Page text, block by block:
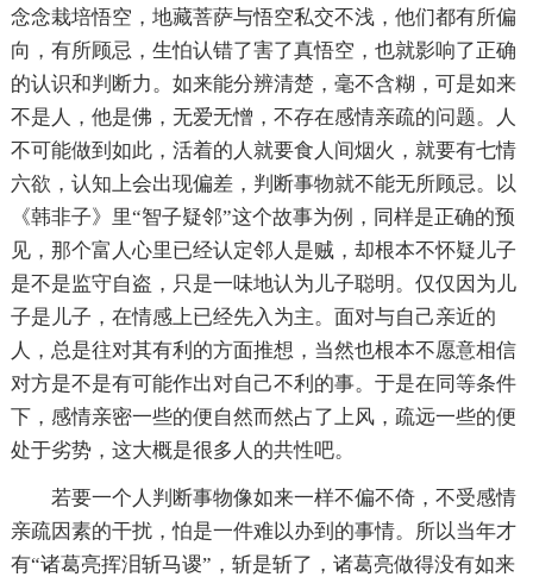
念念栽培悟空，地藏菩萨与悟空私交不浅，他们都有所偏
向，有所顾忌，生怕认错了害了真悟空，也就影响了正确
的认识和判断力。如来能分辨清楚，毫不含糊，可是如来
不是人，他是佛，无爱无憎，不存在感情亲疏的问题。人
不可能做到如此，活着的人就要食人间烟火，就要有七情
六欲，认知上会出现偏差，判断事物就不能无所顾忌。以
《韩非子》里“智子疑邻”这个故事为例，同样是正确的预
见，那个富人心里已经认定邻人是贼，却根本不怀疑儿子
是不是监守自盗，只是一味地认为儿子聪明。仅仅因为儿
子是儿子，在情感上已经先入为主。面对与自己亲近的
人，总是往对其有利的方面推想，当然也根本不愿意相信
对方是不是有可能作出对自己不利的事。于是在同等条件
下，感情亲密一些的便自然而然占了上风，疏远一些的便
处于劣势，这大概是很多人的共性吧。
若要一个人判断事物像如来一样不偏不倚，不受感情
亲疏因素的干扰，怕是一件难以办到的事情。所以当年才
有“诸葛亮挥泪斩马谡”，斩是斩了，诸葛亮做得没有如来